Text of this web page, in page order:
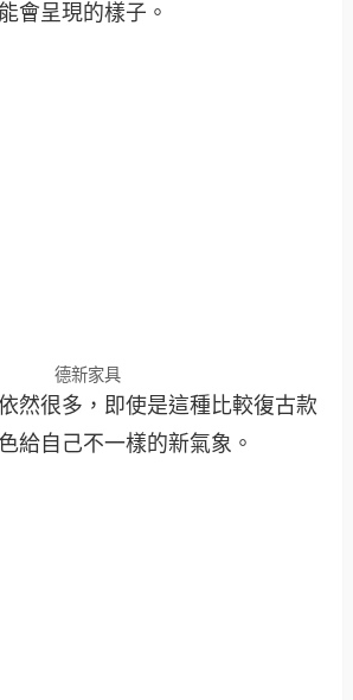
會呈現的樣子。
德新家具
然很多，即使是這種比較復古款
給自己不一樣的新氣象。